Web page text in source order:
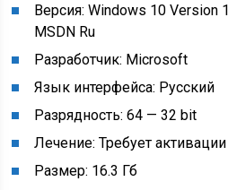
Версия: Windows 10 Version
MSDN Ru
Разработчик: Microsoft
Язык интерфейса: Русский
Разрядность: 64 — 32 bit
Лечение: Требует
Размер: 16.3 Гб